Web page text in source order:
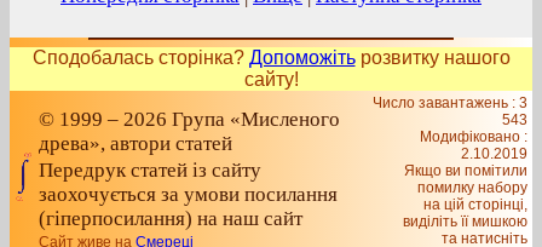
Сподобалась сторінка? Допоможітьрозвитку нашого
сайту!
© 1999 – 2026 Група «Мисленого
древа», автори статей
Передрук статей із сайту
заохочується за умови посилання
(гіперпосилання) на наш сайт
Сайт живе на Смереці
Число завантажень : 3
543
Модифіковано :
2.10.2019
Якщо ви помітили
помилку набору
на цiй сторiнцi,
видiлiть її мишкою
та натисніть